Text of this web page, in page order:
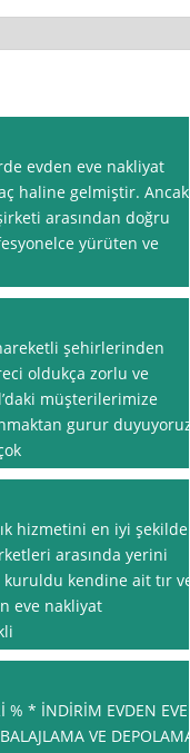
evden eve nakliyat
haline gelmiştir. Ancak
arasından doğru
yürüten ve
şehirlerinden
oldukça zorlu ve
müşterilerimize
gurur duyuyoruz.
hizmetini en iyi şekilde
arasında yerini
kendine ait tır ve
eve nakliyat
% * İNDİRİM EVDEN EVE
VE DEPOLAMA